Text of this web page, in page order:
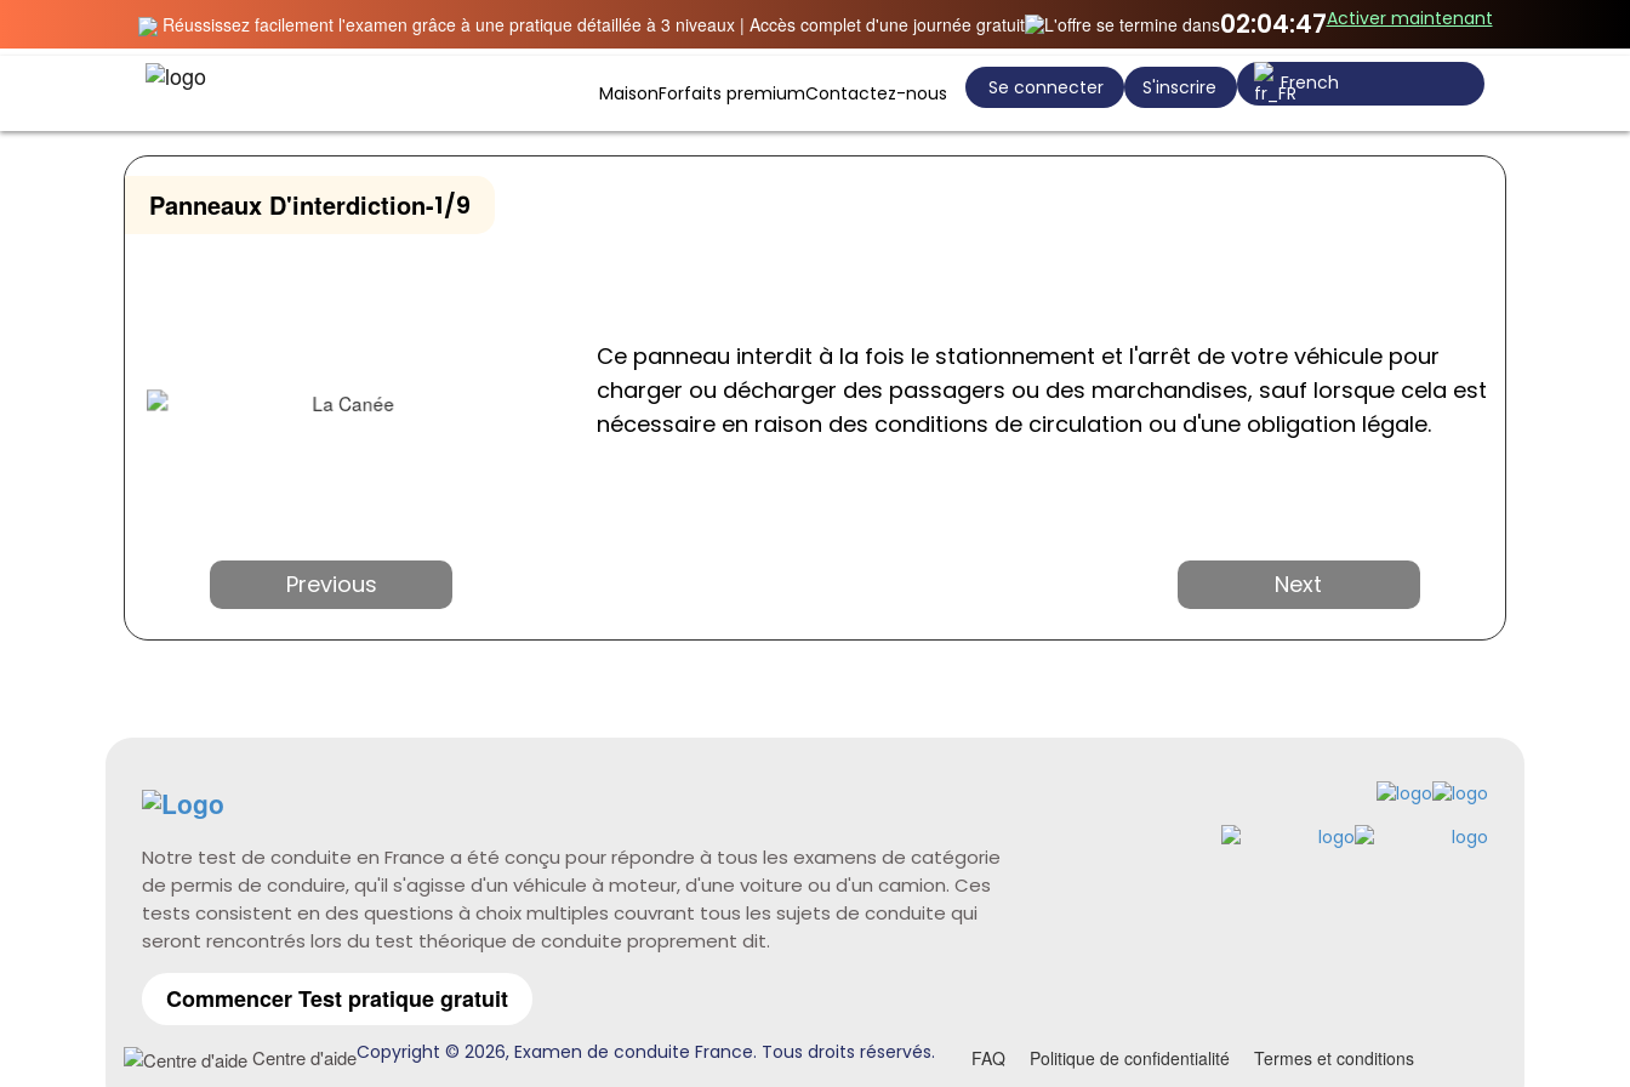
Réussissez facilement l'examen grâce à une pratique détaillée à 3 niveaux | Accès complet d'une journée gratuit L'offre se termine dans02:04:47Activer maintenant
MaisonForfaits premiumContactez-nous Se connecter S'inscrire French
Panneaux D'interdiction-1/9
Ce panneau interdit à la fois le stationnement et l'arrêt de votre véhicule pour
charger ou décharger des passagers ou des marchandises, sauf lorsque cela est
nécessaire en raison des conditions de circulation ou d'une obligation légale.
Précédent Suivant
Notre test de conduite en France a été conçu pour répondre à tous les examens de catégorie
de permis de conduire, qu'il s'agisse d'un véhicule à moteur, d'une voiture ou d'un camion. Ces
tests consistent en des questions à choix multiples couvrant tous les sujets de conduite qui
seront rencontrés lors du test théorique de conduite proprement dit.
Commencer Test pratique gratuit
Centre d'aideCopyright © 2026, Examen de conduite France. Tous droits réservés. FAQ Politique de confidentialité Termes et conditions